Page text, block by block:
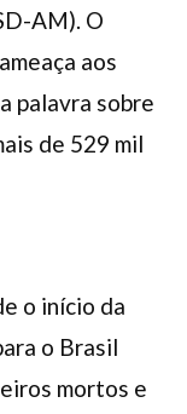
AM). O
aos
palavra sobre
de 529 mil
o início da
o Brasil
mortos e